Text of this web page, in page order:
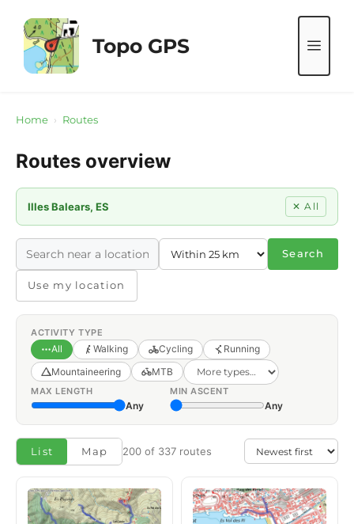
content
Topo GPS
Home › Routes
Routes overview
Illes Balears, ES ✕ All
Search
Use my location
ACTIVITY TYPE
All Walking Cycling
Running
Mountaineering
MTB
MAX LENGTH
Any
MIN ASCENT
Any
List Map 200 of 337 routes